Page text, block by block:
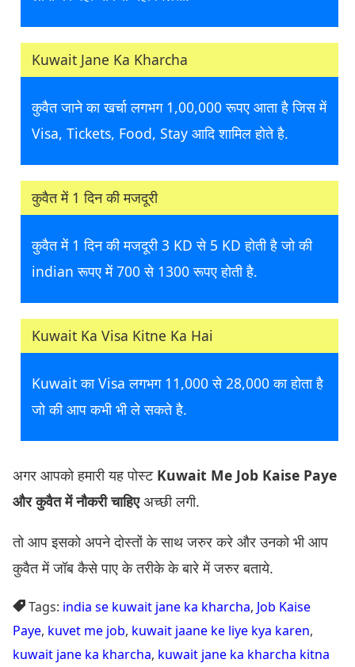
Kuwait Jane Ka Kharcha
कुवैत जाने का खर्चा लगभग 1,00,000 रूपए आता है जिस में
Visa, Tickets, Food, Stay आदि शामिल होते है.
कुवैत में 1 दिन की मजदूरी
कुवैत में 1 दिन की मजदूरी 3 KD से 5 KD होती है जो की
indian रूपए में 700 से 1300 रूपए होती है.
Kuwait Ka Visa Kitne Ka Hai
Kuwait का Visa लगभग 11,000 से 28,000 का होता है
जो की आप कभी भी ले सकते है.
अगर आपको हमारी यह पोस्ट Kuwait Me Job Kaise Paye
औरकुवैत में नौकरी चाहिए अच्छी लगी.
तो आप इसको अपने दोस्तों के साथ जरुर करे और उनको भी आप
कुवैत में जॉब कैसे पाए के तरीके के बारे में जरुर बताये.
Tags: india se kuwait jane ka kharcha, Job Kaise
Paye, kuvet me job, kuwait jaane ke liye kya karen,
kuwait jane ka kharcha, kuwait jane ka kharcha kitna